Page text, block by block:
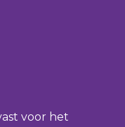
voor het